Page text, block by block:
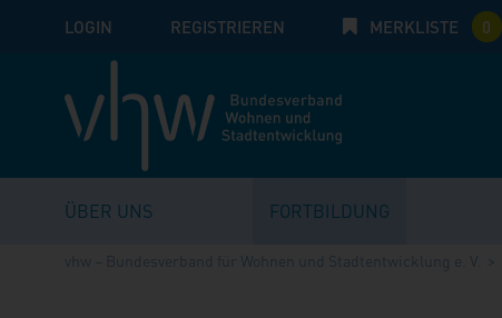
LOGIN E-Mail Passwort:
REGISTRIEREN MERKLISTE 0
ÜBER UNS FORTBILDUNG
vhw – Bundesverband für Wohnen und Stadtentwicklung e. V.